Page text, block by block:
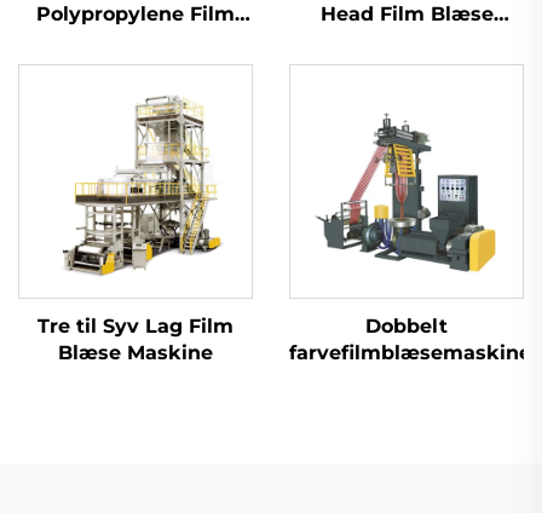
Polypropylene Film
Head Film Blæse
Tre til Syv Lag Film
Blæse Maskine
Dobbelt
farvefilmblæsemaskine